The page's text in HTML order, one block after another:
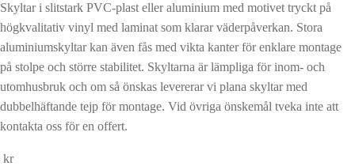
Skyltar i slitstark PVC-plast eller aluminium med motivet tryckt på
högkvalitativ vinyl med laminat som klarar väderpåverkan. Stora
aluminiumskyltar kan även fås med vikta kanter för enklare montage
på stolpe och större stabilitet. Skyltarna är lämpliga för inom- och
utomhusbruk och om så önskas levererar vi plana skyltar med
dubbelhäftande tejp för montage. Vid övriga önskemål tveka inte att
kontakta oss för en offert.
kr